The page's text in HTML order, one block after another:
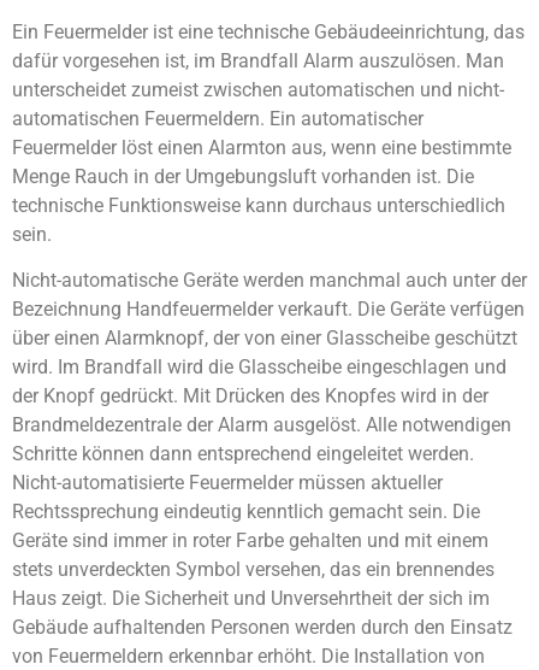
Ein Feuermelder ist eine technische Gebäudeeinrichtung, das
dafür vorgesehen ist, im Brandfall Alarm auszulösen. Man
unterscheidet zumeist zwischen automatischen und nicht-
automatischen Feuermeldern. Ein automatischer
Feuermelder löst einen Alarmton aus, wenn eine bestimmte
Menge Rauch in der Umgebungsluft vorhanden ist. Die
technische Funktionsweise kann durchaus unterschiedlich
sein.
Nicht-automatische Geräte werden manchmal auch unter der
Bezeichnung Handfeuermelder verkauft. Die Geräte verfügen
über einen Alarmknopf, der von einer Glasscheibe geschützt
wird. Im Brandfall wird die Glasscheibe eingeschlagen und
der Knopf gedrückt. Mit Drücken des Knopfes wird in der
Brandmeldezentrale der Alarm ausgelöst. Alle notwendigen
Schritte können dann entsprechend eingeleitet werden.
Nicht-automatisierte Feuermelder müssen aktueller
Rechtssprechung eindeutig kenntlich gemacht sein. Die
Geräte sind immer in roter Farbe gehalten und mit einem
stets unverdeckten Symbol versehen, das ein brennendes
Haus zeigt. Die Sicherheit und Unversehrtheit der sich im
Gebäude aufhaltenden Personen werden durch den Einsatz
von Feuermeldern erkennbar erhöht. Die Installation von